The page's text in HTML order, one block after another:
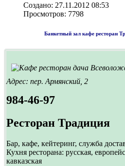
Создано: 27.11.2012 08:53
Просмотров: 7798
Банкетный зал кафе ресторан
Адрес: пер. Армянский, 2
984-46-97
Ресторан Традиция
Бар, кафе, кейтеринг, служба
Кухня ресторана: русская,
кавказская